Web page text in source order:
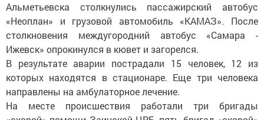
Альметьевска столкнулись пассажирский автобус
«Неоплан» и грузовой автомобиль «КАМАЗ». После
столкновения междугородний автобус «Самара -
Ижевск» опрокинулся в кювет и загорелся.
В результате аварии пострадали 15 человек, 12 из
которых находятся в стационаре. Еще три человека
направлены на амбулаторное лечение.
На месте происшествия работали три бригады